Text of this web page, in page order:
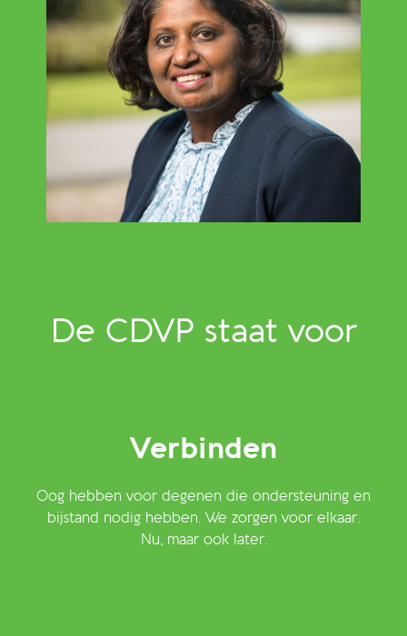
De CDVP staat voor
Verbinden
Oog hebben voor degenen die ondersteuning en
bijstand nodig hebben. We zorgen voor elkaar.
Nu, maar ook later.